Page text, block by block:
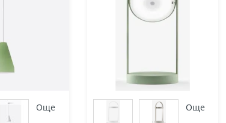
Още Още